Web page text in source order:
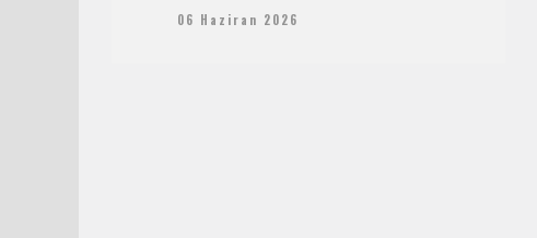
06 Haziran 2026